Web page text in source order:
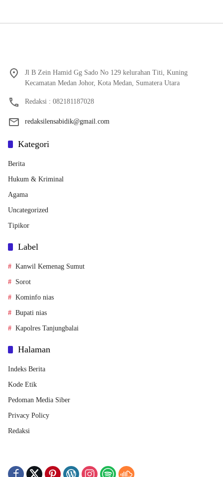
Jl B Zein Hamid Gg Sado No 129 kelurahan Titi, Kuning
Kecamatan Medan Johor, Kota Medan, Sumatera Utara
Redaksi : 082181187028
redaksilensabidik@gmail.com
Kategori
Berita
Hukum & Kriminal
Agama
Uncategorized
Tipikor
Label
Kanwil Kemenag Sumut
Sorot
Kominfo nias
Bupati nias
Kapolres Tanjungbalai
Halaman
Indeks Berita
Kode Etik
Pedoman Media Siber
Privacy Policy
Redaksi